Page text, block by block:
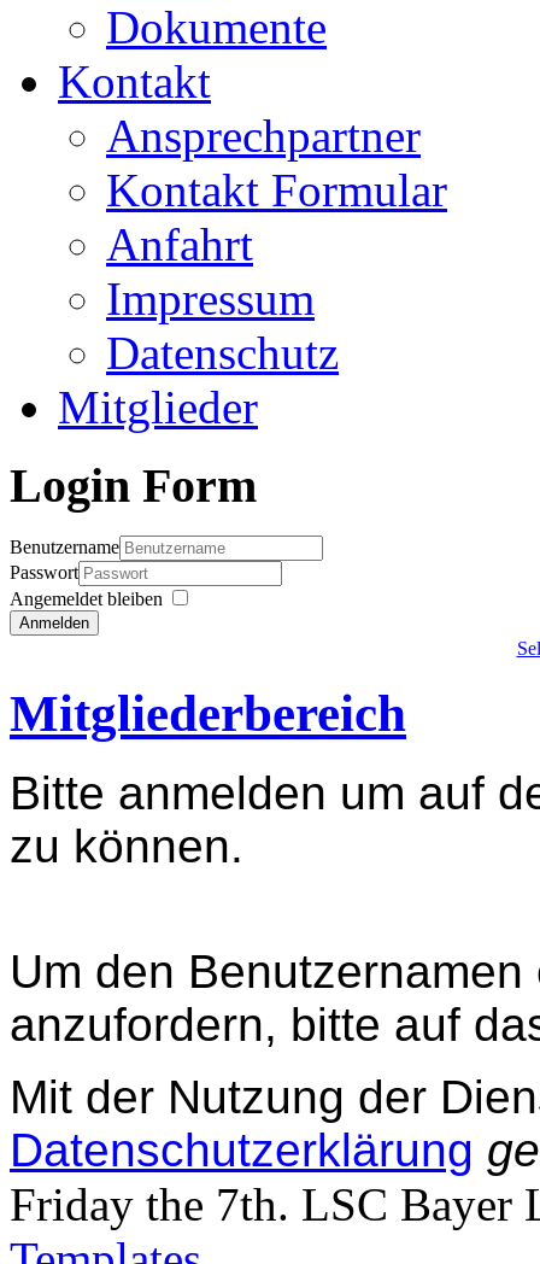
Dokumente
Kontakt
Ansprechpartner
Kontakt Formular
Anfahrt
Impressum
Datenschutz
Mitglieder
Login Form
Benutzername
Passwort
Angemeldet bleiben
Anmelden
Mitgliederbereich
Bitte anmelden um auf
zu können.
Um den
anzufordern, bitte auf
Mit der Nutzung der
Datenschutzerklärung
Friday the 7th. LSC